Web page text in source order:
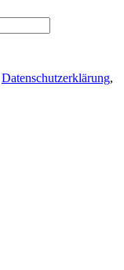
Datenschutzerklärung,